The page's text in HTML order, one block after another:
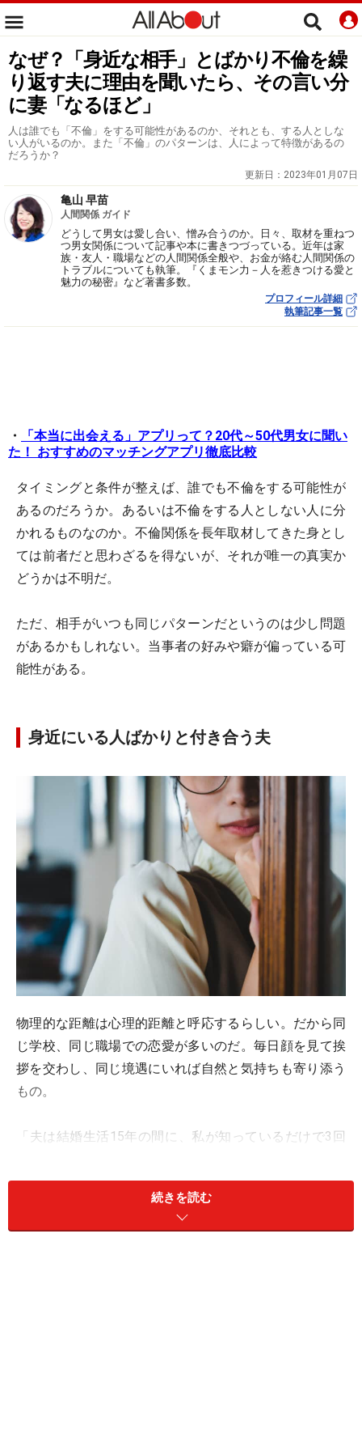
なぜ？「身近な相手」とばかり不倫を繰
り返す夫に理由を聞いたら、その言い分
に妻「なるほど」
人は誰でも「不倫」をする可能性があるのか、それとも、する人としな
い人がいるのか。また「不倫」のパターンは、人によって特徴があるの
だろうか？
更新日： 2023年01月07日
亀山 早苗
人間関係 ガイド
どうして男女は愛し合い、憎み合うのか。日々、取材を重ねつ
つ男女関係について記事や本に書きつづっている。近年は家
族・友人・職場などの人間関係全般や、お金が絡む人間関係の
トラブルについても執筆。『くまモン力－人を惹きつける愛と
魅力の秘密』など著書多数。
プロフィール詳細
執筆記事一覧
・
「本当に出会える」アプリって？20代～50代男女に聞い
た！ おすすめのマッチングアプリ徹底比較
タイミングと条件が整えば、誰でも不倫をする可能性が
あるのだろうか。あるいは不倫をする人としない人に分
かれるものなのか。不倫関係を長年取材してきた身とし
ては前者だと思わざるを得ないが、それが唯一の真実か
どうかは不明だ。
ただ、相手がいつも同じパターンだというのは少し問題
があるかもしれない。当事者の好みや癖が偏っている可
能性がある。
身近にいる人ばかりと付き合う夫
物理的な距離は心理的距離と呼応するらしい。だから同
じ学校、同じ職場での恋愛が多いのだ。毎日顔を見て挨
拶を交わし、同じ境遇にいれば自然と気持ちも寄り添う
もの。
「夫は結婚生活15年の間に、私が知っているだけで3回
本人が『出来心で』『ついうっかり』などとふざけた言
い訳をしているので怒りはあるけど、なんとなくそのま
ま結婚生活を続けてきてしまいました。だけどよく考え
続きを読む